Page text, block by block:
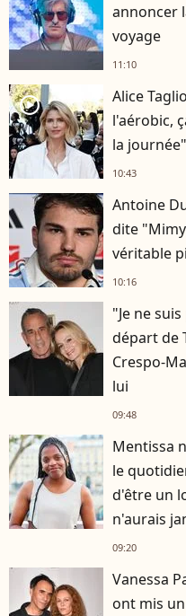
annoncer
voyage
11:10
player2
Alice
l'aérobic,
la journée"
10:43
Antoine
dite
véritable
10:16
"Je ne
départ de
Crespo-
lui
09:48
Mentissa
le
d'être un
n'aurais
09:20
Vanessa
ont mis